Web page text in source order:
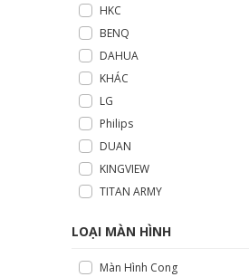
HKC
BENQ
DAHUA
KHÁC
LG
Philips
DUAN
KINGVIEW
TITAN ARMY
LOẠI MÀN HÌNH
Màn Hình Cong